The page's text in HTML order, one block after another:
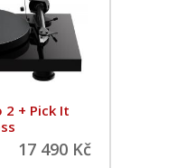
2 + Pick It
17 490 Kč